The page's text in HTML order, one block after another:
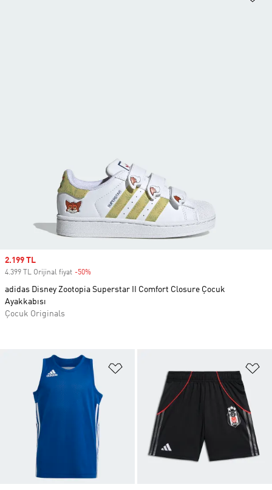
Sale price
2.199 TL
4.399 TL Orijinal fiyat -50%
adidas Disney Zootopia Superstar II Comfort Closure Çocuk
Ayakkabısı
Çocuk Originals